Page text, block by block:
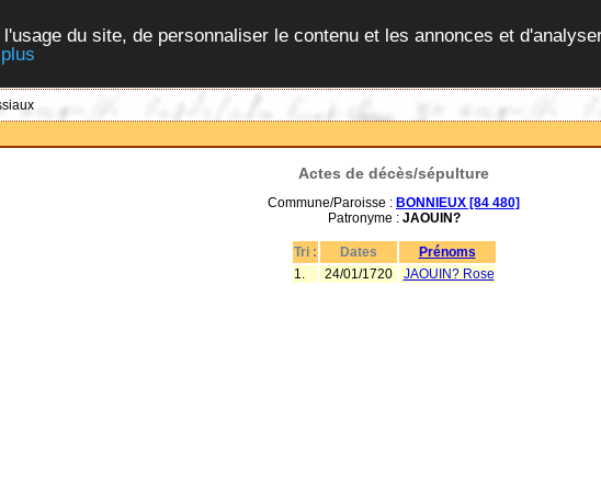
du site, de personnaliser le contenu et les annonces et
Actes de décès/sépulture
Commune/Paroisse : BONNIEUX [84 480]
Patronyme : JAOUIN?
Tri : Dates
Prénoms
1.
24/01/1720 JAOUIN? Rose